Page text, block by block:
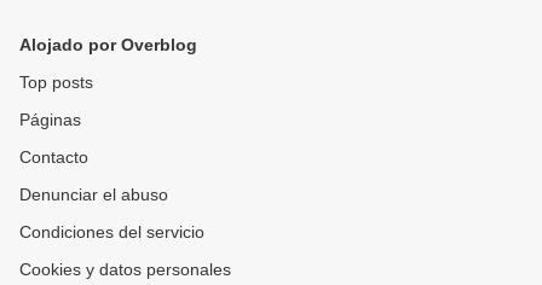
Alojado por Overblog
Top posts
Páginas
Contacto
Denunciar el abuso
Condiciones del servicio
Cookies y datos personales